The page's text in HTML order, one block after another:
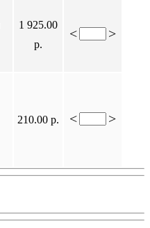
1 925.00
р.
< >
210.00 р. < >